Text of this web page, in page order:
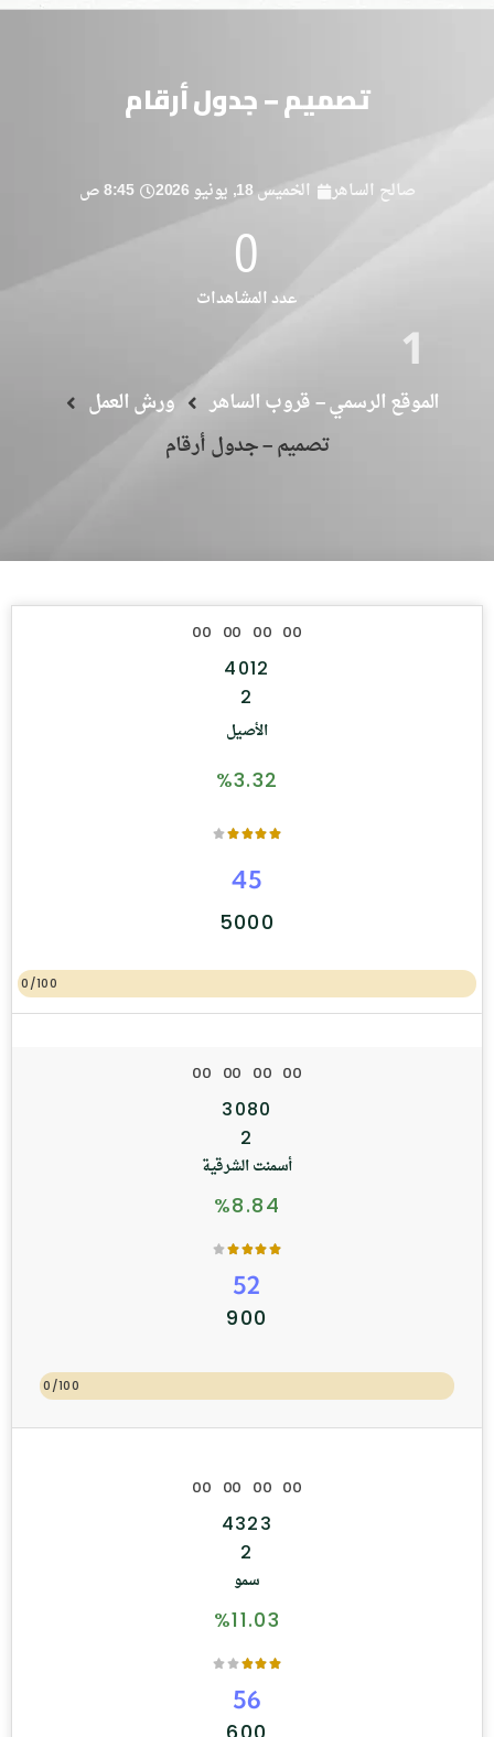
تصميم – جدول أرقام
صالح الساهر الخميس 18, يونيو 2026 8:45 ص
عدد المشاهدات
0
1
الموقع الرسمي – قروب الساهر
ورش العمل
تصميم – جدول أرقام
الأصيل
%3.32
45
5000
0/100
00 00 00 00
4012
2
أسمنت الشرقية
%8.84
52
900
0/100
00 00 00 00
3080
2
سمو
%11.03
56
00 00 00 00
4323
2